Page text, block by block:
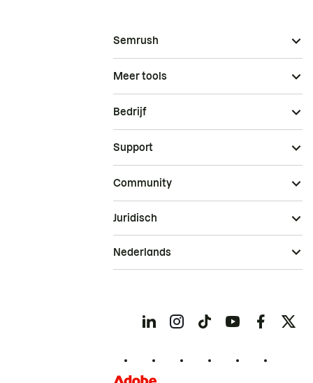
Semrush
Meer tools
Bedrijf
Support
Community
Juridisch
Nederlands